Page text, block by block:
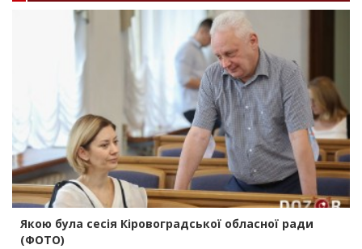
Якою була сесія Кіровоградської обласної ради
(ФОТО)